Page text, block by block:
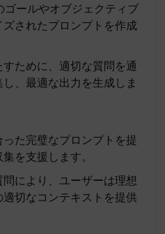
ゴールやオブジェクティブ
されたプロンプトを作成
ために、適切な質問を通
、最適な出力を生成しま
た完璧なプロンプトを提
を支援します。
により、ユーザーは理想
切なコンテキストを提供